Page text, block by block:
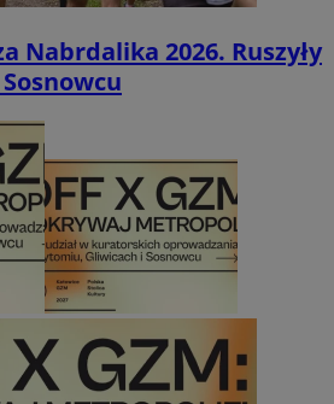
Nabrdalika 2026. Ruszyły